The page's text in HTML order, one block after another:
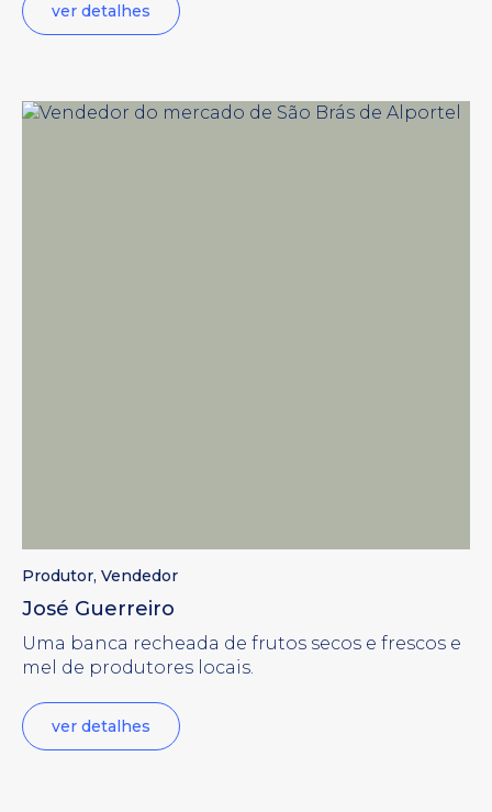
ver detalhes
Produtor, Vendedor
José Guerreiro
Uma banca recheada de frutos secos e frescos e
mel de produtores locais.
ver detalhes